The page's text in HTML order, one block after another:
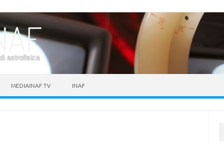
astrofisica
MEDIAINAF TV INAF